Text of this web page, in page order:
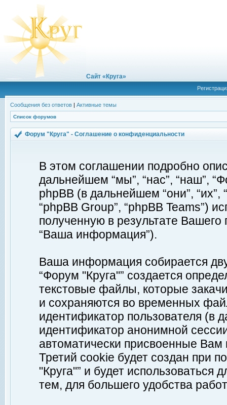
Сайт «Круга»
Сообщения без ответов | Активные темы
Список форумов
Форум "Круга" - Соглашение о конфиденциальности
В этом соглашении подробно
дальнейшем “мы”, “нас”, “наш”,
phpBB (в дальнейшем “они”, “их”,
“phpBB Group”, “phpBB Teams”)
полученную в результате
“Ваша информация”).
Ваша информация собирается
“Форум "Круга"” создается
текстовые файлы, которые
и сохраняются во временных
идентификатор пользователя (в
идентификатор анонимной
автоматически присвоенные
Третий cookie будет создан при
"Круга"” и будет
тем, для большего удобства